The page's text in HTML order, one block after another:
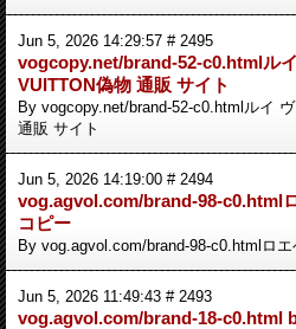
Jun 5, 2026 14:29:57 # 2495
vogcopy.net/brand-52-c0.htmlル
VUITTON偽物 通販 サイト
By vogcopy.net/brand-52-c0.htmlルイ
通販 サイト
Jun 5, 2026 14:19:00 # 2494
vog.agvol.com/brand-98-c0.html
コピー
By vog.agvol.com/brand-98-c0.htmlロ
Jun 5, 2026 11:49:43 # 2493
vog.agvol.com/brand-18-c0.html